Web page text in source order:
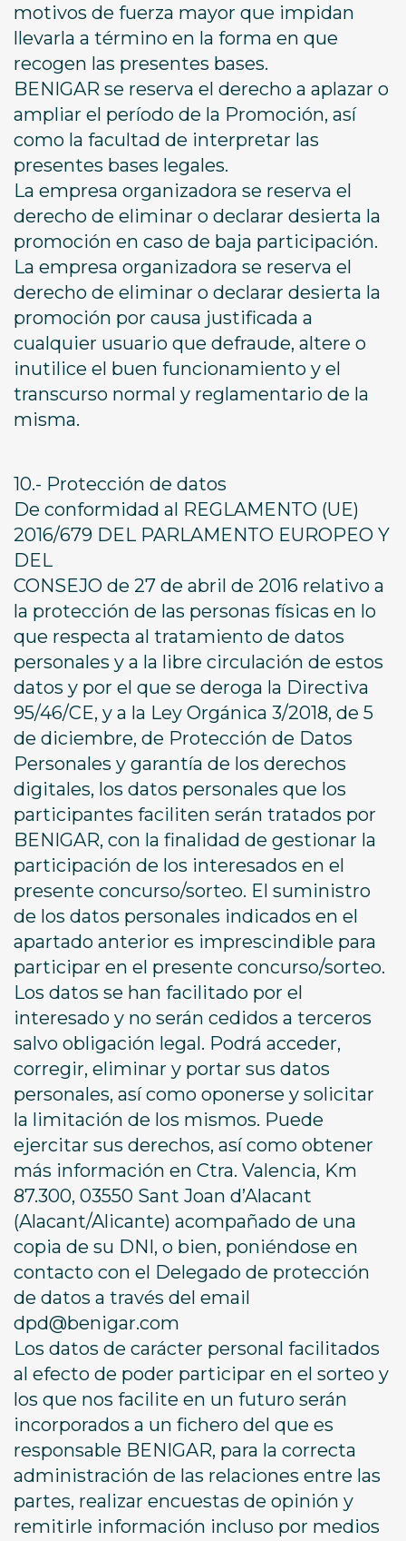
motivos de fuerza mayor que impidan
llevarla a término en la forma en que
recogen las presentes bases.
BENIGAR se reserva el derecho a aplazar o
ampliar el período de la Promoción, así
como la facultad de interpretar las
presentes bases legales.
La empresa organizadora se reserva el
derecho de eliminar o declarar desierta la
promoción en caso de baja participación.
La empresa organizadora se reserva el
derecho de eliminar o declarar desierta la
promoción por causa justificada a
cualquier usuario que defraude, altere o
inutilice el buen funcionamiento y el
transcurso normal y reglamentario de la
misma.
10.- Protección de datos
De conformidad al REGLAMENTO (UE)
2016/679 DEL PARLAMENTO EUROPEO Y
DEL
CONSEJO de 27 de abril de 2016 relativo a
la protección de las personas físicas en lo
que respecta al tratamiento de datos
personales y a la libre circulación de estos
datos y por el que se deroga la Directiva
95/46/CE, y a la Ley Orgánica 3/2018, de 5
de diciembre, de Protección de Datos
Personales y garantía de los derechos
digitales, los datos personales que los
participantes faciliten serán tratados por
BENIGAR, con la finalidad de gestionar la
participación de los interesados en el
presente concurso/sorteo. El suministro
de los datos personales indicados en el
apartado anterior es imprescindible para
participar en el presente concurso/sorteo.
Los datos se han facilitado por el
interesado y no serán cedidos a terceros
salvo obligación legal. Podrá acceder,
corregir, eliminar y portar sus datos
personales, así como oponerse y solicitar
la limitación de los mismos. Puede
ejercitar sus derechos, así como obtener
más información en Ctra. Valencia, Km
87.300, 03550 Sant Joan d’Alacant
(Alacant/Alicante) acompañado de una
copia de su DNI, o bien, poniéndose en
contacto con el Delegado de protección
de datos a través del email
dpd@benigar.com
Los datos de carácter personal facilitados
al efecto de poder participar en el sorteo y
los que nos facilite en un futuro serán
incorporados a un fichero del que es
responsable BENIGAR, para la correcta
administración de las relaciones entre las
partes, realizar encuestas de opinión y
remitirle información incluso por medios